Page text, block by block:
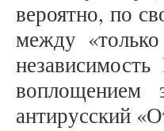
вероятно, по
между
воплощением
антирусский